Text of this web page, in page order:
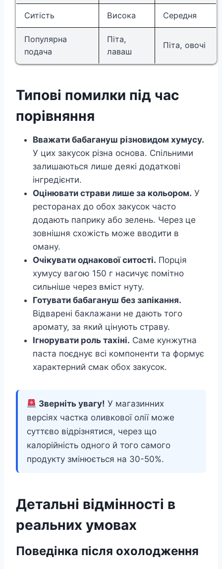
Ситість Висока Середня
Популярна
подача
Піта,
лаваш
Піта, овочі
Типові помилки під час
порівняння
Вважати бабагануш різновидом хумусу.
У цих закусок різна основа. Спільними
залишаються лише деякі додаткові
інгредієнти.
Оцінювати страви лише за кольором. У
ресторанах до обох закусок часто
додають паприку або зелень. Через це
зовнішня схожість може вводити в
оману.
Очікувати однакової ситості. Порція
хумусу вагою 150 г насичує помітно
сильніше через вміст нуту.
Готувати бабагануш без запікання.
Відварені баклажани не дають того
аромату, за який цінують страву.
Ігнорувати роль тахіні. Саме кунжутна
паста поєднує всі компоненти та формує
характерний смак обох закусок.
Зверніть увагу! У магазинних
версіях частка оливкової олії може
суттєво відрізнятися, через що
калорійність одного й того самого
продукту змінюється на 30-50%.
Детальні відмінності в
реальних умовах
Поведінка після охолодження